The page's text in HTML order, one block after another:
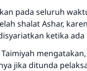
pada seluruh
shalat Ashar,
ketika ada
jika ditunda
yang menunjukkan
pahala